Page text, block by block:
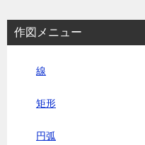
作図メニュー
線
矩形
円弧